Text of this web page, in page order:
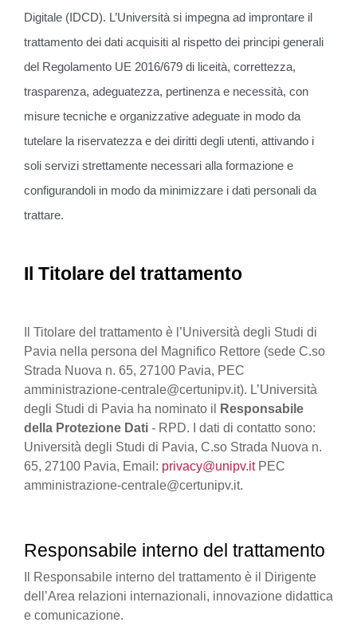
Digitale (IDCD). L’Università si impegna ad improntare il
trattamento dei dati acquisiti al rispetto dei principi generali
del Regolamento UE 2016/679 di liceità, correttezza,
trasparenza, adeguatezza, pertinenza e necessità, con
misure tecniche e organizzative adeguate in modo da
tutelare la riservatezza e dei diritti degli utenti, attivando i
soli servizi strettamente necessari alla formazione e
configurandoli in modo da minimizzare i dati personali da
trattare.
Il Titolare del trattamento
Il Titolare del trattamento è l’Università degli Studi di
Pavia nella persona del Magnifico Rettore (sede C.so
Strada Nuova n. 65, 27100 Pavia, PEC
amministrazione-centrale@certunipv.it). L’Università
degli Studi di Pavia ha nominato il
Responsabile
della Protezione Dati - RPD. I dati di contatto sono:
Università degli Studi di Pavia, C.so Strada Nuova n.
65, 27100 Pavia, Email: privacy@unipv.itPEC
amministrazione-centrale@certunipv.it.
Responsabile interno del trattamento
Il Responsabile interno del trattamento è il Dirigente
dell’Area relazioni internazionali, innovazione didattica
e comunicazione.